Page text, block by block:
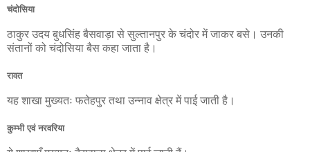
चंदोसिया
ठाकुर उदय बुधसिंह बैसवाड़ा से सुल्तानपुर के चंदोर में जाकर बसे। उनकी
संतानों को चंदोसिया बैस कहा जाता है।
रावत
यह शाखा मुख्यतः फतेहपुर तथा उन्नाव क्षेत्र में पाई जाती है।
कुम्भी एवं नरवरिया